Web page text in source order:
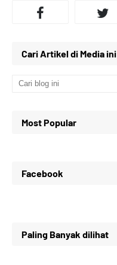
Cari Artikel di Media ini
Most Popular
Facebook
Paling Banyak dilihat